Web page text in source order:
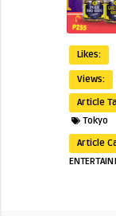
Likes:
Views:
Article
Tokyo
Article